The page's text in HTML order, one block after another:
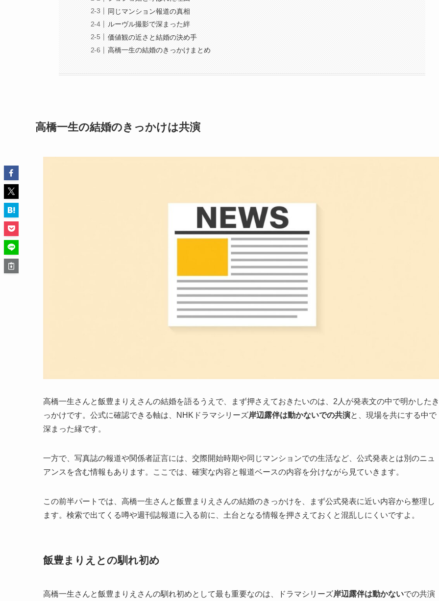
同じマンション報道の真相
ルーヴル撮影で深まった絆
価値観の近さと結婚の決め手
高橋一生の結婚のきっかけまとめ
高橋一生の結婚のきっかけは共演
高橋一生さんと飯豊まりえさんの結婚を語るうえで、まず押さえておきたいのは、2人が発表文の中で明かしたき
っかけです。公式に確認できる軸は、NHKドラマシリーズ岸辺露伴は動かないでの共演と、現場を共にする中で
深まった縁です。
一方で、写真誌の報道や関係者証言には、交際開始時期や同じマンションでの生活など、公式発表とは別のニュ
アンスを含む情報もあります。ここでは、確実な内容と報道ベースの内容を分けながら見ていきます。
この前半パートでは、高橋一生さんと飯豊まりえさんの結婚のきっかけを、まず公式発表に近い内容から整理し
ます。検索で出てくる噂や週刊誌報道に入る前に、土台となる情報を押さえておくと混乱しにくいですよ。
飯豊まりえとの馴れ初め
高橋一生さんと飯豊まりえさんの馴れ初めとして最も重要なのは、ドラマシリーズ岸辺露伴は動かないでの共演